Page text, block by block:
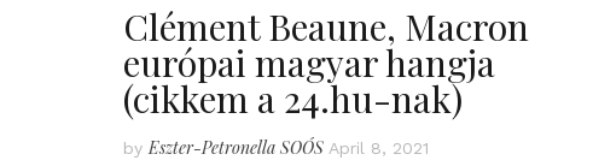
Clément Beaune, Macron
európai magyar hangja
(cikkem a 24.hu-nak)
by Eszter-Petronella SOÓS April 8, 2021